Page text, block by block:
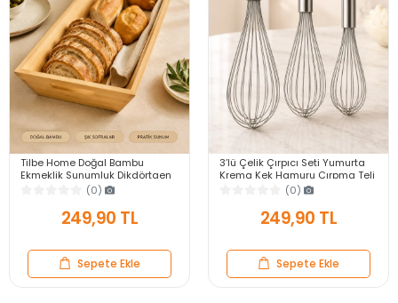
Tilbe Home Doğal Bambu
Ekmeklik Sunumluk Dikdörtgen
Kahvaltı ve Servis Sepeti
(0)
249,90 TL
Sepete Ekle
3’lü Çelik Çırpıcı Seti Yumurta
Krema Kek Hamuru Çırpma Teli
Pratik Sos Karıştırıcı Mutfak Teli
(0)
249,90 TL
Sepete Ekle